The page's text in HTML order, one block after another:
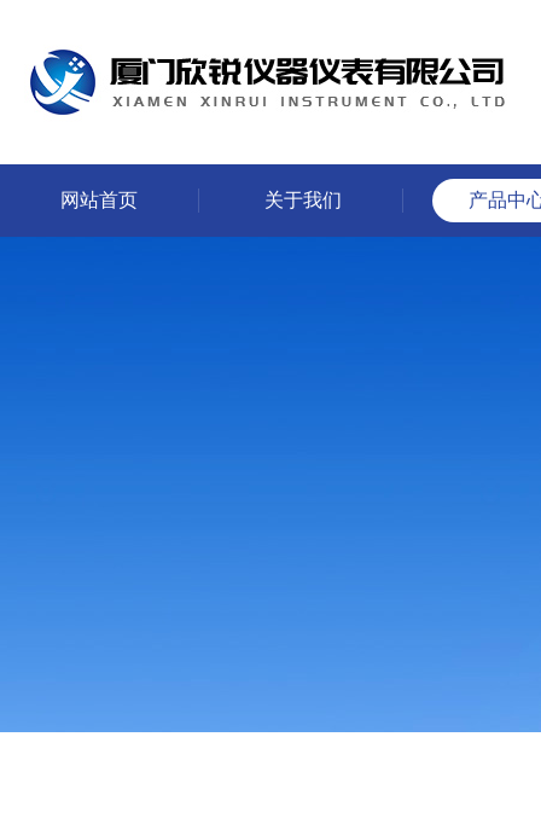
网站首页 关于我们 产品中